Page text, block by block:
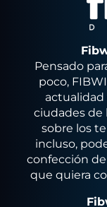
Pensado
poco,
actualidad
ciudades de
sobre los
incluso,
confección
que quiera